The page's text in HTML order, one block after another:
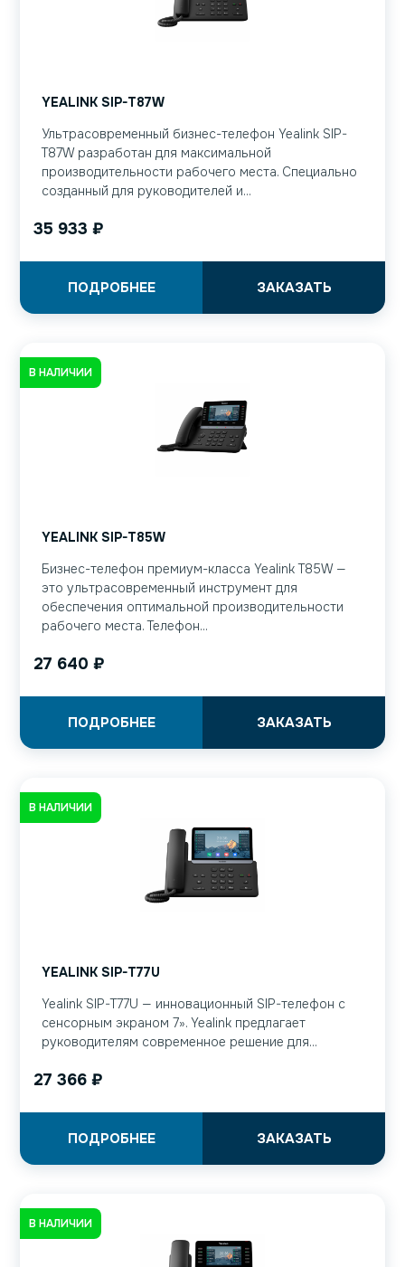
YEALINK SIP-T87W
Ультрасовременный бизнес-телефон Yealink SIP-
T87W разработан для максимальной
производительности рабочего места. Специально
созданный для руководителей и...
35 933 ₽
ЗАКАЗАТЬ
ПОДРОБНЕЕ
В НАЛИЧИИ
YEALINK SIP-T85W
Бизнес-телефон премиум-класса Yealink T85W —
это ультрасовременный инструмент для
обеспечения оптимальной производительности
рабочего места. Телефон...
27 640 ₽
ЗАКАЗАТЬ
ПОДРОБНЕЕ
В НАЛИЧИИ
YEALINK SIP-T77U
Yealink SIP-T77U — инновационный SIP-телефон с
сенсорным экраном 7». Yealink предлагает
руководителям современное решение для...
27 366 ₽
ЗАКАЗАТЬ
ПОДРОБНЕЕ
В НАЛИЧИИ